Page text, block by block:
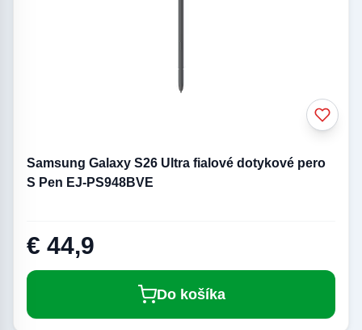
Samsung Galaxy S26 Ultra fialové dotykové pero
S Pen EJ-PS948BVE
€ 44,9
Do košíka